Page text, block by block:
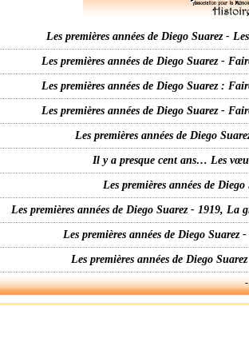
Les premières années de Diego Suarez -
Les premières années de Diego Suarez -
Les premières années de Diego Suarez :
Les premières années de Diego Suarez -
Les premières années de Diego
Il y a presque cent ans… Les
Les premières années de
Les premières années de Diego Suarez - 1919,
Les premières années de Diego
Les premières années de Diego